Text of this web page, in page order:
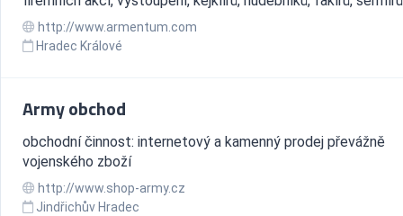
http://www.armentum.com
Hradec Králové
Army obchod
obchodní činnost: internetový a kamenný prodej převážně
vojenského zboží
http://www.shop-army.cz
Jindřichův Hradec